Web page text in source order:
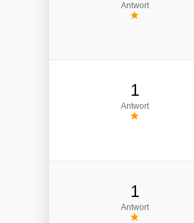
Antwort
1
Antwort
1
Antwort